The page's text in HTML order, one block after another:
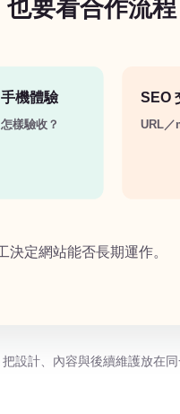
把設計、內容與後續維護放在同